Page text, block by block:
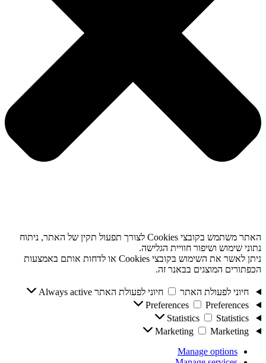
האתר משתמש בקובצי Cookies לצורך תפעול תקין של האתר, ניתוח
נתוני שימוש ושיפור חוויית הגלישה.
ניתן לאשר את השימוש בקובצי Cookies או לדחות אותם באמצעות
הכפתורים המוצגים בבאנר זה.
חיוני לפעולת האתר חיוני לפעולת האתר Always active
Preferences
Preferences
Statistics
Statistics
Marketing
Marketing
Manage options